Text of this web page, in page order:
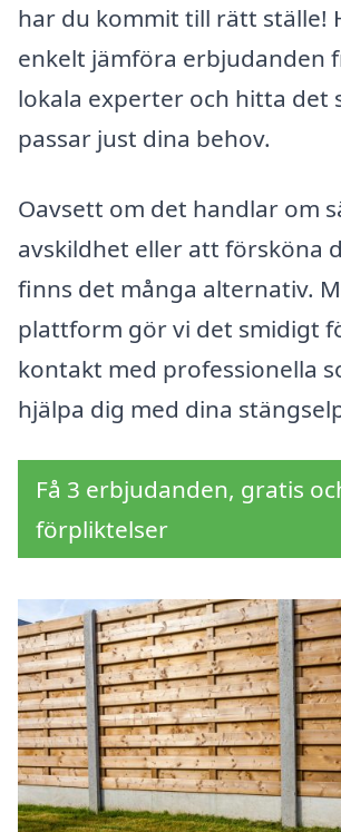
har du kommit till rätt ställe!
enkelt jämföra erbjudanden
lokala experter och hitta det
passar just dina behov.
Oavsett om det handlar om
avskildhet eller att försköna
finns det många alternativ.
plattform gör vi det smidigt
kontakt med professionella
hjälpa dig med dina
Få 3 erbjudanden, gratis
förpliktelser